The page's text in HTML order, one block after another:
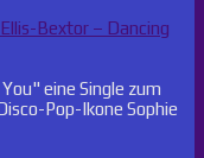
Bextor – Dancing
eine Single zum
Pop-Ikone Sophie